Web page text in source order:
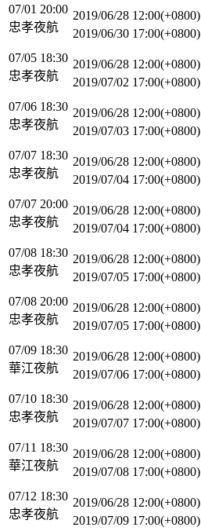
07/01 20:00
忠孝夜航
2019/06/28 12:00(+0800)
2019/06/30 17:00(+0800)
07/05 18:30
忠孝夜航
2019/06/28 12:00(+0800)
2019/07/02 17:00(+0800)
07/06 18:30
忠孝夜航
2019/06/28 12:00(+0800)
2019/07/03 17:00(+0800)
07/07 18:30
忠孝夜航
2019/06/28 12:00(+0800)
2019/07/04 17:00(+0800)
07/07 20:00
忠孝夜航
2019/06/28 12:00(+0800)
2019/07/04 17:00(+0800)
07/08 18:30
忠孝夜航
2019/06/28 12:00(+0800)
2019/07/05 17:00(+0800)
07/08 20:00
忠孝夜航
2019/06/28 12:00(+0800)
2019/07/05 17:00(+0800)
07/09 18:30
華江夜航
2019/06/28 12:00(+0800)
2019/07/06 17:00(+0800)
07/10 18:30
忠孝夜航
2019/06/28 12:00(+0800)
2019/07/07 17:00(+0800)
07/11 18:30
華江夜航
2019/06/28 12:00(+0800)
2019/07/08 17:00(+0800)
07/12 18:30
忠孝夜航
2019/06/28 12:00(+0800)
2019/07/09 17:00(+0800)